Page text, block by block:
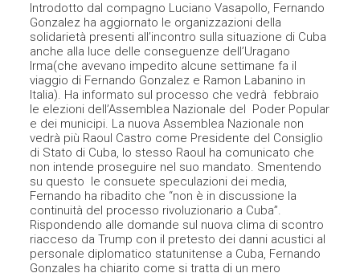
Introdotto dal compagno Luciano Vasapollo, Fernando
Gonzalez ha aggiornato le organizzazioni della
solidarietà presenti all’incontro sulla situazione di Cuba
anche alla luce delle conseguenze dell’Uragano
Irma(che avevano impedito alcune settimane fa il
viaggio di Fernando Gonzalez e Ramon Labanino in
Italia). Ha informato sul processo che vedrà febbraio
le elezioni dell’Assemblea Nazionale del Poder Popular
e dei municipi. La nuova Assemblea Nazionale non
vedrà più Raoul Castro come Presidente del Consiglio
di Stato di Cuba, lo stesso Raoul ha comunicato che
non intende proseguire nel suo mandato. Smentendo
su questo le consuete speculazioni dei media,
Fernando ha ribadito che “non è in discussione la
continuità del processo rivoluzionario a Cuba”.
Rispondendo alle domande sul nuova clima di scontro
riacceso da Trump con il pretesto dei danni acustici al
personale diplomatico statunitense a Cuba, Fernando
Gonzales ha chiarito come si tratta di un mero